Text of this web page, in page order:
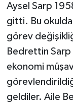
Aysel Sarp
gitti. Bu
görev
Bedrettin Sarp
ekonomi
geldiler. Aile